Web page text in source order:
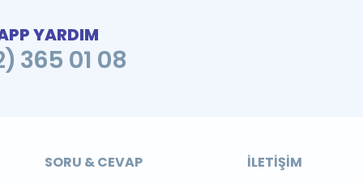
YARDIM
365 01 08
SORU & CEVAP İLETIŞIM